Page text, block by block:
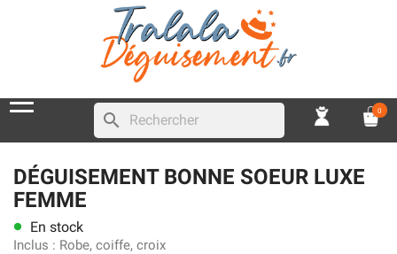
search 0
DÉGUISEMENT BONNE SOEUR LUXE
FEMME
lens En stock
Inclus : Robe, coiffe, croix